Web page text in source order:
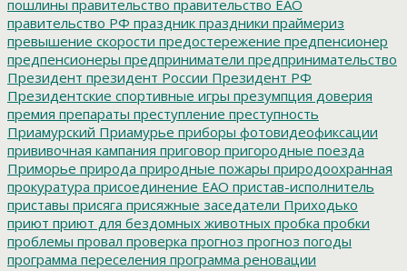
пошлины правительство правительство ЕАО
правительство РФ праздник праздники праймериз
превышение скорости предостережение предпенсионер
предпенсионеры предприниматели предпринимательство
Президент президент России Президент РФ
Президентские спортивные игры презумпция доверия
премия препараты преступление преступность
Приамурский Приамурье приборы фотовидеофиксации
прививочная кампания приговор пригородные поезда
Приморье природа природные пожары природоохранная
прокуратура присоединение ЕАО пристав-исполнитель
приставы присяга присяжные заседатели Приходько
приют приют для бездомных животных пробка пробки
проблемы провал проверка прогноз прогноз погоды
программа переселения программа реновации